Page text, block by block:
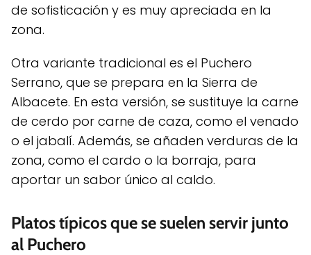
de sofisticación y es muy apreciada en la
zona.
Otra variante tradicional es el Puchero
Serrano, que se prepara en la Sierra de
Albacete. En esta versión, se sustituye la carne
de cerdo por carne de caza, como el venado
o el jabalí. Además, se añaden verduras de la
zona, como el cardo o la borraja, para
aportar un sabor único al caldo.
Platos típicos que se suelen servir junto
al Puchero